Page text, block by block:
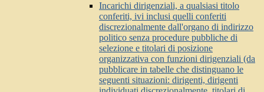
Incarichi dirigenziali, a qualsiasi titolo
conferiti, ivi inclusi quelli conferiti
discrezionalmente dall'organo di indirizzo
politico senza procedure pubbliche di
selezione e titolari di posizione
organizzativa con funzioni dirigenziali (da
pubblicare in tabelle che distinguano le
seguenti situazioni: dirigenti, dirigenti